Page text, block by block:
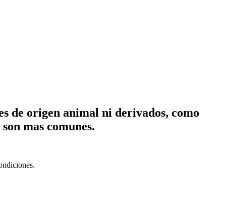
de origen animal ni derivados, como
mas comunes.